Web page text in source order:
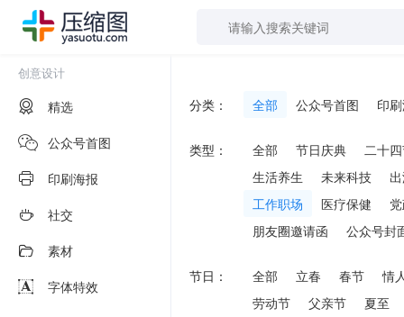
创意设计
精选
公众号首图
印刷海报
社交
素材
字体特效
分类： 全部 公众号首图 印
类型： 全部 节日庆典
二十
生活养生
未来科技
工作职场
医疗保健
朋友圈邀请函
公众号封
节日： 全部 立春 春节
情
劳动节
父亲节
夏至